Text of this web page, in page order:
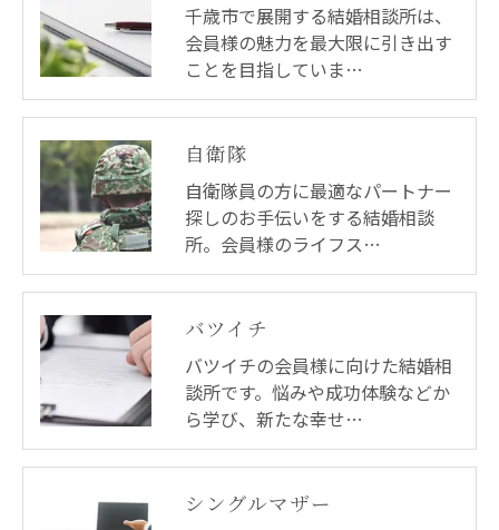
千歳市で展開する結婚相談所は、
会員様の魅力を最大限に引き出す
ことを目指していま…
自衛隊
自衛隊員の方に最適なパートナー
探しのお手伝いをする結婚相談
所。会員様のライフス…
バツイチ
バツイチの会員様に向けた結婚相
談所です。悩みや成功体験などか
ら学び、新たな幸せ…
シングルマザー